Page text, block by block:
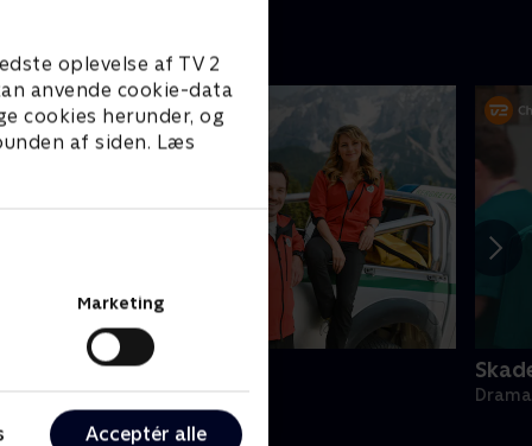
oplevelse af TV 2
anvende cookie-data
cookies herunder, og
af siden. Læs
Marketing
Acceptér alle
Bjergets helte
• 15 sæsoner